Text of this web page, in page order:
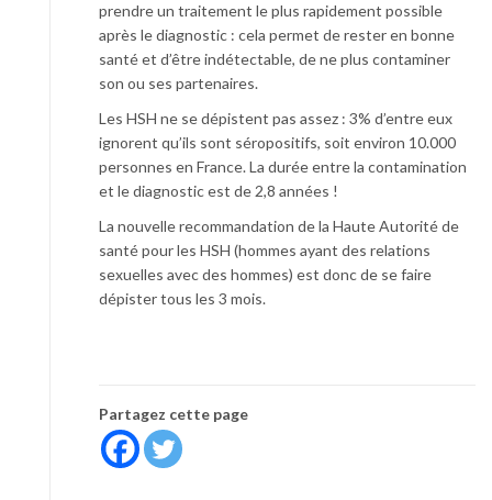
prendre un traitement le plus rapidement possible
après le diagnostic : cela permet de rester en bonne
santé et d’être indétectable, de ne plus contaminer
son ou ses partenaires.
Les HSH ne se dépistent pas assez : 3% d’entre eux
ignorent qu’ils sont séropositifs, soit environ 10.000
personnes en France. La durée entre la contamination
et le diagnostic est de 2,8 années !
La nouvelle recommandation de la Haute Autorité de
santé pour les HSH (hommes ayant des relations
sexuelles avec des hommes) est donc de se faire
dépister tous les 3 mois.
Partagez cette page